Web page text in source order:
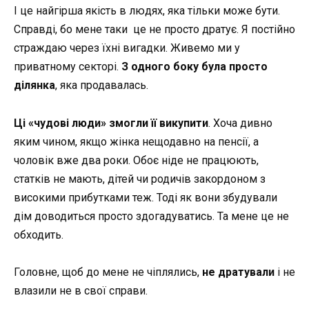
І це найгірша якість в людях, яка тільки може бути.
Справді, бо мене таки це не просто дратує. Я постійно
страждаю через їхні вигадки. Живемо ми у
приватному секторі. З одного боку була просто
ділянка, яка продавалась.
Ці «чудові люди» змогли її викупити. Хоча дивно
яким чином, якщо жінка нещодавно на пенсії, а
чоловік вже два роки. Обоє ніде не працюють,
статків не мають, дітей чи родичів закордоном з
високими прибутками теж. Тоді як вони збудували
дім доводиться просто здогадуватись. Та мене це не
обходить.
Головне, щоб до мене не чіплялись, не дратували і не
влазили не в свої справи.